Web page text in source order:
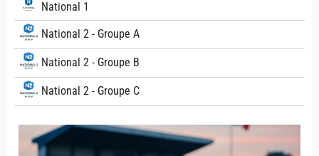
National 1
National 2 - Groupe A
National 2 - Groupe B
National 2 - Groupe C